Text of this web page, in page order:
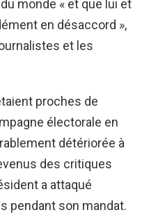
monde « et que lui et
en désaccord »,
et les
proches de
électorale en
détériorée à
des critiques
a attaqué
pendant son mandat.